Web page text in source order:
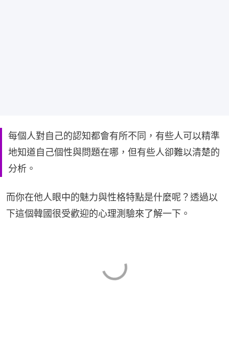
每個人對自己的認知都會有所不同，有些人可以精準
地知道自己個性與問題在哪，但有些人卻難以清楚的
分析。
而你在他人眼中的魅力與性格特點是什麼呢？透過以
下這個韓國很受歡迎的心理測驗來了解一下。